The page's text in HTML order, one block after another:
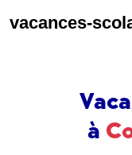
vacances-
à